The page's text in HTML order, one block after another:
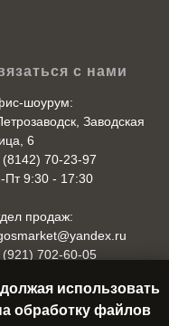
с нами
шоурум:
Заводская
6
(8142) 70-23-97
Пт 9:30 - 17:30
продаж:
(921) 702-60-05
Вс 10:00 - 18:00использовать
обработку файлов